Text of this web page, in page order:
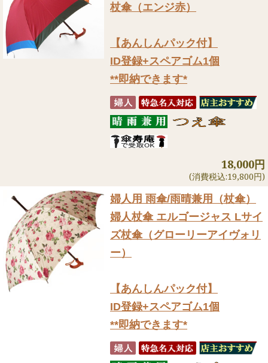
杖傘（エンジ赤）
【あんしんパック付】
ID登録+スペアゴム1個
**即納できます*
18,000円
(消費税込:19,800円)
婦人用 雨傘/雨晴兼用（杖傘）
婦人杖傘 エルゴージャス Lサイ
ズ杖傘（グローリーアイヴォリ
ー）
【あんしんパック付】
ID登録+スペアゴム1個
**即納できます*